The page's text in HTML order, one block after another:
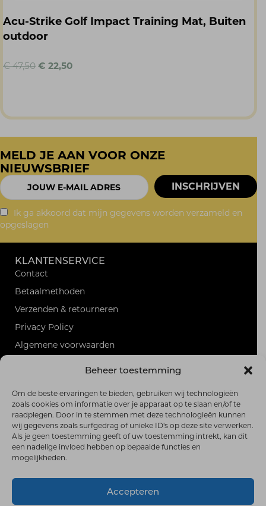
Beheer toestemming
Om de beste ervaringen te bieden, gebruiken wij technologieën
zoals cookies om informatie over je apparaat op te slaan en/of te
raadplegen. Door in te stemmen met deze technologieën kunnen
wij gegevens zoals surfgedrag of unieke ID's op deze site verwerken.
Als je geen toestemming geeft of uw toestemming intrekt, kan dit
een nadelige invloed hebben op bepaalde functies en
mogelijkheden.
Accepteren
Acu-Strike Golf Impact Training Mat, Buiten
outdoor
€47,50 Oorspronkelijke
€ 22,50Huidige
MELD JE AAN VOOR ONZE
NIEUWSBRIEF
Ik ga akkoord dat mijn gegevens worden verzameld en
opgeslagen
KLANTENSERVICE
Contact
Betaalmethoden
Verzenden & retourneren
Privacy Policy
Algemene voorwaarden
Alle producten
RSS-feed
FRANK HOEKZEMA GOLF
Burg. Vrijlandweg 35,
6997 AB Hoog-Keppel
frankhoekzemagolfshop@gmail.com